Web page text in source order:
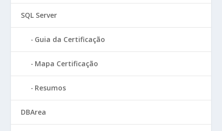
SQL Server
Guia da Certificação
Mapa Certificação
Resumos
DBArea